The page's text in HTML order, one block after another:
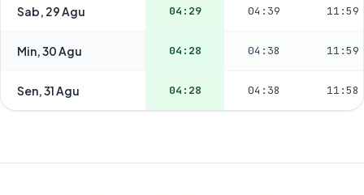
Sab, 29 Agu 04:29 04:39 11:59
Min, 30 Agu 04:28 04:38 11:59
Sen, 31 Agu 04:28 04:38 11:58